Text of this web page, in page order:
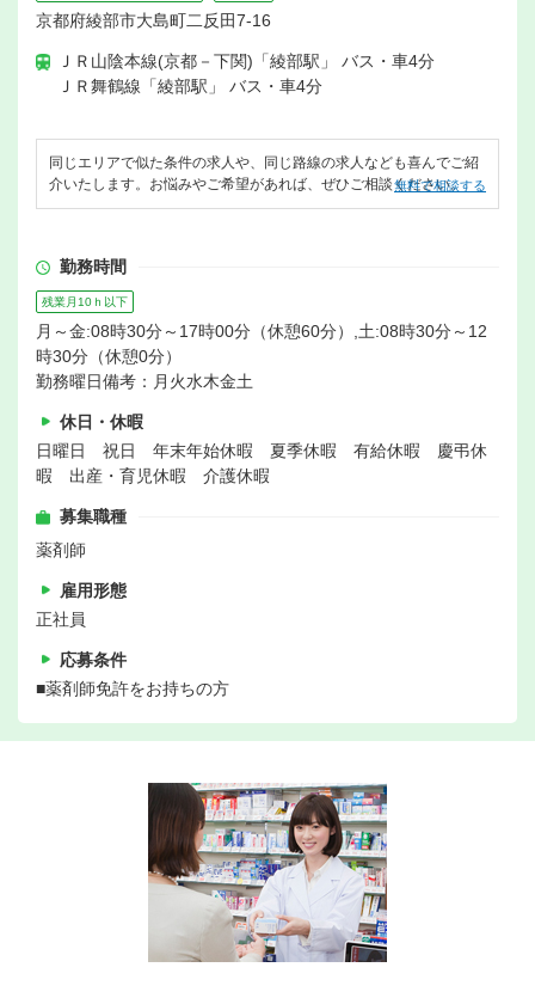
京都府綾部市大島町二反田7-16
ＪＲ山陰本線(京都－下関)「綾部駅」 バス・車4分
ＪＲ舞鶴線「綾部駅」 バス・車4分
同じエリアで似た条件の求人や、同じ路線の求人なども喜んでご紹
介いたします。お悩みやご希望があれば、ぜひご相談ください。
無料で相談する
勤務時間
残業月10ｈ以下
月～金:08時30分～17時00分（休憩60分）,土:08時30分～12
時30分（休憩0分）
勤務曜日備考：月火水木金土
休日・休暇
日曜日 祝日 年末年始休暇 夏季休暇 有給休暇 慶弔休
暇 出産・育児休暇 介護休暇
募集職種
薬剤師
雇用形態
正社員
応募条件
■薬剤師免許をお持ちの方